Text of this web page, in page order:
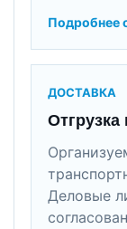
Подробнее
ДОСТАВКА
Деловые